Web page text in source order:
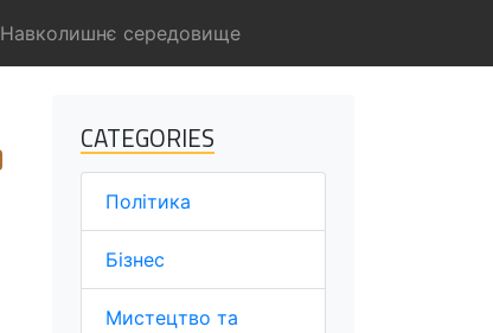
Навколишнє середовище
CATEGORIES
Політика
Бізнес
Мистецтво та